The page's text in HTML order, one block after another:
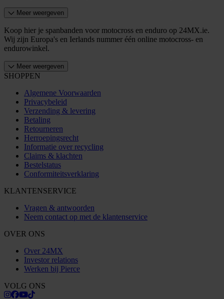
Meer weergeven
Koop hier je spanbanden voor motocross en enduro op 24MX.ie.
Wij zijn Europa's en Ierlands nummer één online motocross- en
endurowinkel.
Meer weergeven
SHOPPEN
Algemene Voorwaarden
Privacybeleid
Verzending & levering
Betaling
Retourneren
Herroepingsrecht
Informatie over recycling
Claims & klachten
Bestelstatus
Conformiteitsverklaring
KLANTENSERVICE
Vragen & antwoorden
Neem contact op met de klantenservice
OVER ONS
Over 24MX
Investor relations
Werken bij Pierce
VOLG ONS